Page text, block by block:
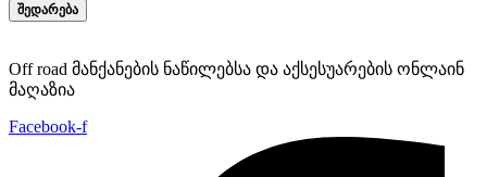
ᲨᲔᲓᲐᲠᲔᲑᲐ
Off road მანქანების ნაწილებსა და აქსესუარების ონლაინ
მაღაზია
Facebook-f